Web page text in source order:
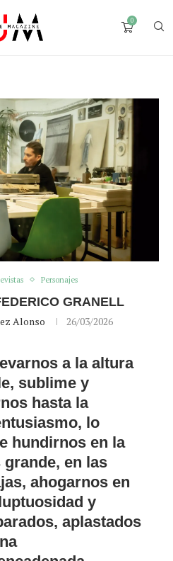
0
Personajes
GRANELL
Alonso 26/03/2026
a la altura
sublime y
hasta la
lo
hundirnos en la
en las
ahogarnos en
y
aplastados